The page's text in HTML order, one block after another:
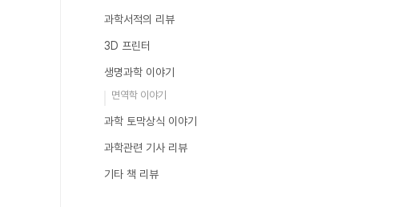
과학서적의 리뷰
3D 프린터
생명과학 이야기
면역학 이야기
과학 토막상식 이야기
과학관련 기사 리뷰
기타 책 리뷰